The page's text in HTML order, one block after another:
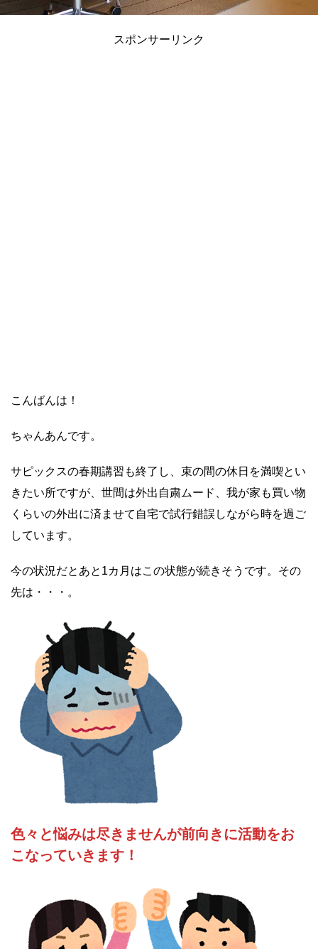
スポンサーリンク
こんばんは！
ちゃんあんです。
サピックスの春期講習も終了し、束の間の休日を満喫とい
きたい所ですが、世間は外出自粛ムード、我が家も買い物
くらいの外出に済ませて自宅で試行錯誤しながら時を過ご
しています。
今の状況だとあと1カ月はこの状態が続きそうです。その
先は・・・。
色々と悩みは尽きませんが前向きに活動をお
こなっていきます！